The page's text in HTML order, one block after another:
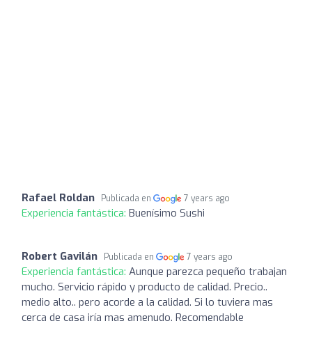
Rafael Roldan Publicada en 7 years ago
Experiencia fantástica: Buenísimo Sushi
Robert Gavilán Publicada en 7 years ago
Experiencia fantástica: Aunque parezca pequeño trabajan
mucho. Servicio rápido y producto de calidad. Precio..
medio alto.. pero acorde a la calidad. Si lo tuviera mas
cerca de casa iría mas amenudo. Recomendable